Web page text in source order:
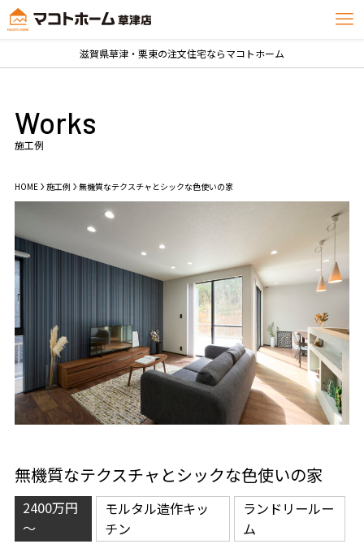
滋賀県草津・栗東の注文住宅ならマコトホーム
HOME 施工例 無機質なテクスチャとシックな色使いの家
Works
施工例
無機質なテクスチャとシックな色使いの家
2400万円
～
モルタル造作キッ
チン
ランドリールー
ム